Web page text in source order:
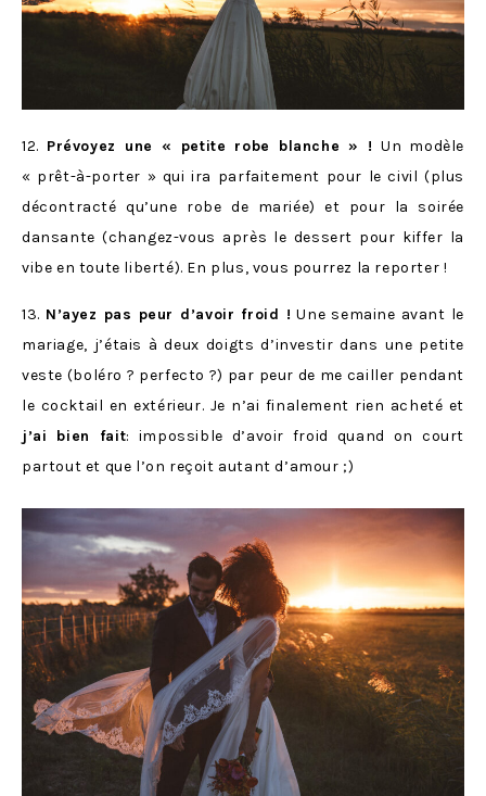
12. Prévoyez une « petite robe blanche » ! Un modèle
« prêt-à-porter » qui ira parfaitement pour le civil (plus
décontracté qu’une robe de mariée) et pour la soirée
dansante (changez-vous après le dessert pour kiffer la
vibe en toute liberté). En plus, vous pourrez la reporter !
13. N’ayez pas peur d’avoir froid ! Une semaine avant le
mariage, j’étais à deux doigts d’investir dans une petite
veste (boléro ? perfecto ?) par peur de me cailler pendant
le cocktail en extérieur. Je n’ai finalement rien acheté et
j’ai bien fait: impossible d’avoir froid quand on court
partout et que l’on reçoit autant d’amour ;)